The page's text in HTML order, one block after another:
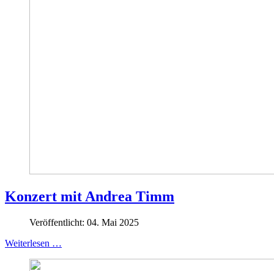
Konzert mit Andrea Timm
Veröffentlicht: 04. Mai 2025
Weiterlesen …